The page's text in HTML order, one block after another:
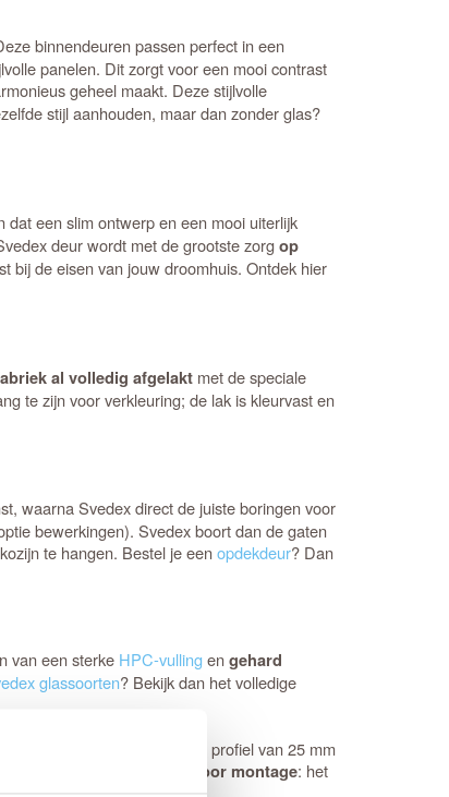
binnendeuren passen perfect in een
panelen. Dit zorgt voor een mooi contrast
geheel maakt. Deze stijlvolle
stijl aanhouden, maar dan zonder glas?
dat een slim ontwerp en een mooi uiterlijk
deur wordt met de grootste zorgop
bij de eisen van jouw droomhuis. Ontdek hier
al volledig afgelakt met de speciale
te zijn voor verkleuring; de lak is kleurvast en
waarna Svedex direct de juiste boringen voor
bewerkingen). Svedex boort dan de gaten
te hangen. Bestel je eenopdekdeur? Dan
van een sterke HPC-vullingengehard
glassoorten? Bekijk dan het volledige
Het opvallende klassieke profiel van 25 mm
is de deur
direct klaar voor montage: het